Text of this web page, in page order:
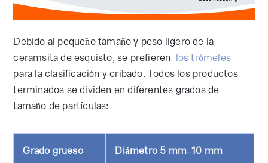
Debido al pequeño tamaño y peso ligero de la
ceramsita de esquisto, se prefieren los trómeles
para la clasificación y cribado. Todos los productos
terminados se dividen en diferentes grados de
tamaño de partículas:
Grado grueso Diámetro 5 mm–10 mm